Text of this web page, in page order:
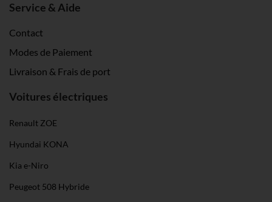
Service & Aide
Contact
Modes de Paiement
Livraison & Frais de port
Voitures électriques
Renault ZOE
Hyundai KONA
Kia e-Niro
Peugeot 508 Hybride